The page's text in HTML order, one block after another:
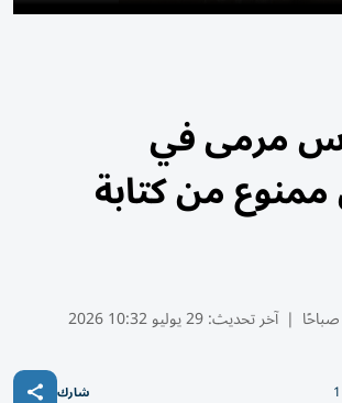
مرمى في
ممنوع من كتابة
| آخر تحديث:29 يوليو 10:32 2026
شارك